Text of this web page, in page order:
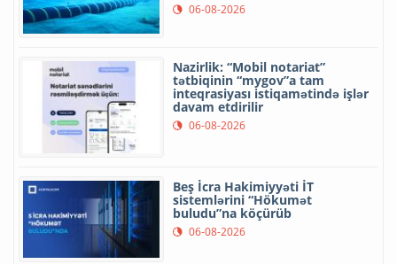
06-08-2026
Nazirlik: “Mobil notariat”
tətbiqinin “mygov”a tam
inteqrasiyası istiqamətində işlər
davam etdirilir
06-08-2026
Beş İcra Hakimiyyəti İT
sistemlərini “Hökumət
buludu”na köçürüb
06-08-2026